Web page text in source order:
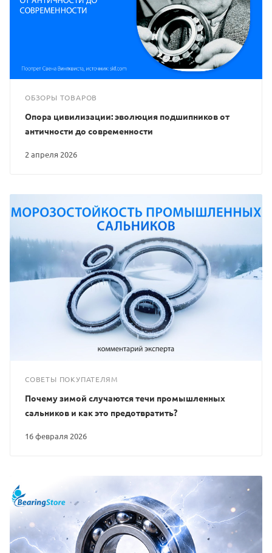
ОБЗОРЫ ТОВАРОВ
2 апреля 2026
Опора цивилизации: эволюция подшипников от
античности до современности
СОВЕТЫ ПОКУПАТЕЛЯМ
16 февраля 2026
Почему зимой случаются течи промышленных
сальников и как это предотвратить?